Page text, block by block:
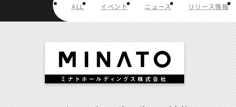
ALL イベント ニュース リリース情報